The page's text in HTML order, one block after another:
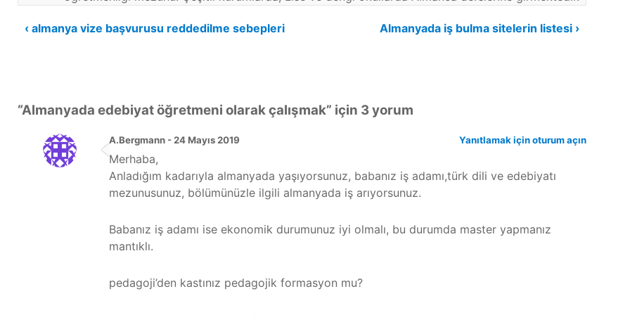
Yazı
‹ almanya vize başvurusu reddedilme sebepleri Almanyada iş bulma sitelerin listesi ›
“Almanyada edebiyat öğretmeni olarak çalışmak” için 3 yorum
A.Bergmann - 24 Mayıs 2019 Yanıtlamak için oturum açın
Merhaba,
Anladığım kadarıyla almanyada yaşıyorsunuz, babanız iş adamı,türk dili ve edebiyatı
mezunusunuz, bölümünüzle ilgili almanyada iş arıyorsunuz.
Babanız iş adamı ise ekonomik durumunuz iyi olmalı, bu durumda master yapmanız
mantıklı.
pedagoji’den kastınız pedagojik formasyon mu?